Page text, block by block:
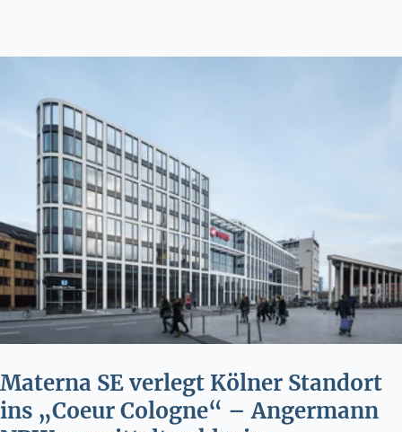
Materna SE verlegt Kölner Standort
ins „Coeur Cologne“ – Angermann